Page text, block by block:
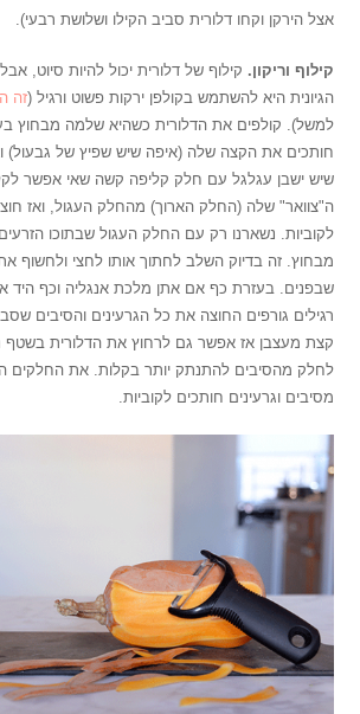
אצל הירקן וקחו דלורית סביב הקילו ושלושת רבעי).
קילוף וריקון. קילוף של דלורית יכול להיות סיוט,
הגיונית היא להשתמש בקולפן ירקות פשוט ורגיל (זה
למשל). קולפים את הדלורית כשהיא שלמה מבחוץ
חותכים את הקצה שלה (איפה שיש שפיץ של גבעול)
שיש ישבן עגלגל עם חלק קליפה קשה שאי אפשר
ה"צוואר" שלה (החלק הארוך) מהחלק העגול, ואז
לקוביות. נשארנו רק עם החלק העגול שבתוכו
מבחוץ. זה בדיוק השלב לחתוך אותו לחצי ולחשוף
שבפנים. בעזרת כף אם אתן מלכת אנגליה וכף היד
רגילים גורפים החוצה את כל הגרעינים והסיבים
קצת מעצבן אז אפשר גם לרחוץ את הדלורית בשטף
לחלק מהסיבים להתנתק יותר בקלות. את החלקים
מסיבים וגרעינים חותכים לקוביות.